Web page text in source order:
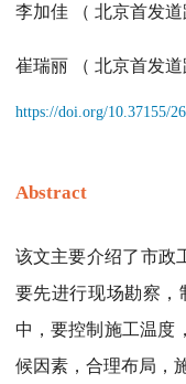
李加佳 （ 北京首发
崔瑞丽 （ 北京首发
https://doi.org/10.37155/
Abstract
该文主要介绍了市政
要先进行现场勘察
中，要控制施工温度
候因素，合理布局，